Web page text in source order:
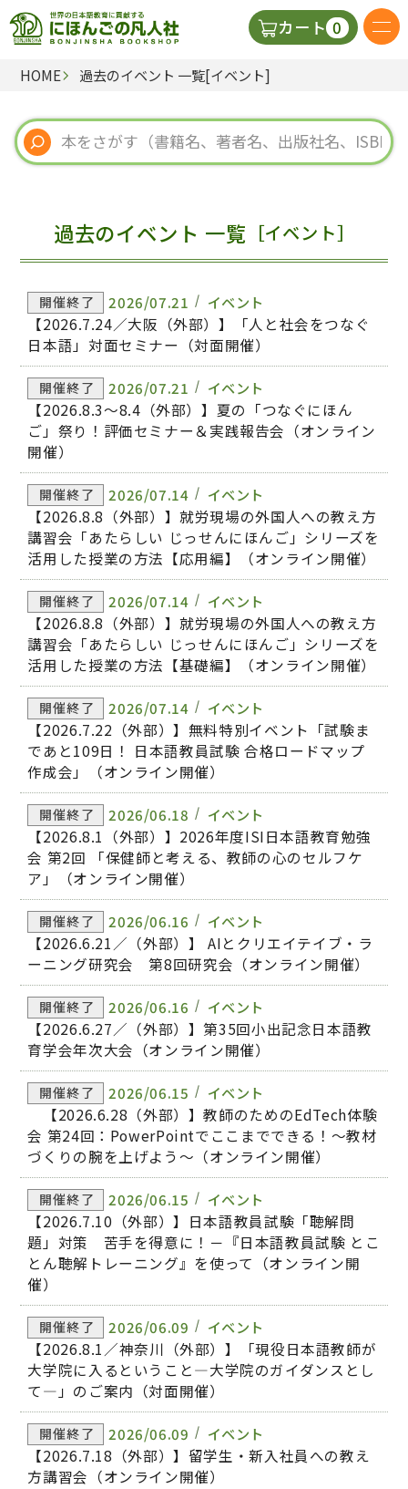
カート 0
日本語の教科書
視聴覚・補助教材
教師用参考書
HOME 過去のイベント 一覧[イベント]
過去のイベント 一覧 ［イベント］
開催終了 2026/07.21 イベント
【2026.7.24／大阪（外部）】「人と社会をつなぐ
日本語」対面セミナー（対面開催）
開催終了 2026/07.21 イベント
【2026.8.3～8.4（外部）】夏の「つなぐにほん
ご」祭り！評価セミナー＆実践報告会（オンライン
開催）
開催終了 2026/07.14 イベント
【2026.8.8（外部）】就労現場の外国人への教え方
講習会「あたらしい じっせんにほんご」シリーズを
活用した授業の方法【応用編】（オンライン開催）
開催終了 2026/07.14 イベント
【2026.8.8（外部）】就労現場の外国人への教え方
講習会「あたらしい じっせんにほんご」シリーズを
活用した授業の方法【基礎編】（オンライン開催）
開催終了 2026/07.14 イベント
【2026.7.22（外部）】無料特別イベント「試験ま
であと109日！ 日本語教員試験 合格ロードマップ
作成会」（オンライン開催）
開催終了 2026/06.18 イベント
【2026.8.1（外部）】2026年度ISI日本語教育勉強
会 第2回 「保健師と考える、教師の心のセルフケ
ア」（オンライン開催）
開催終了 2026/06.16 イベント
【2026.6.21／（外部）】 AIとクリエイテイブ・ラ
ーニング研究会 第8回研究会（オンライン開催）
開催終了 2026/06.16 イベント
【2026.6.27／（外部）】第35回小出記念日本語教
育学会年次大会（オンライン開催）
開催終了 2026/06.15 イベント
【2026.6.28（外部）】教師のためのEdTech体験
会 第24回：PowerPointでここまでできる！〜教材
づくりの腕を上げよう〜（オンライン開催）
開催終了 2026/06.15 イベント
【2026.7.10（外部）】日本語教員試験「聴解問
題」対策 苦手を得意に！－『日本語教員試験 とこ
とん聴解トレーニング』を使って（オンライン開
催）
開催終了 2026/06.09 イベント
【2026.8.1／神奈川（外部）】「現役日本語教師が
大学院に入るということ―大学院のガイダンスとし
て―」のご案内（対面開催）
開催終了 2026/06.09 イベント
【2026.7.18（外部）】留学生・新入社員への教え
方講習会（オンライン開催）